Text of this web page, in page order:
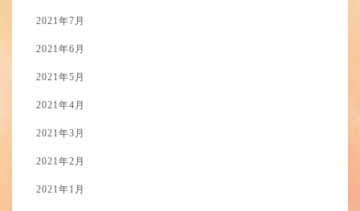
2021年7月
2021年6月
2021年5月
2021年4月
2021年3月
2021年2月
2021年1月